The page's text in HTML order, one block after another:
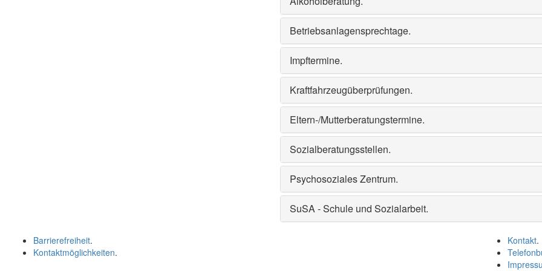
Betriebsanlagensprechtage.
Impftermine.
Kraftfahrzeugüberprüfungen.
Eltern-/Mutterberatungstermine.
Sozialberatungsstellen.
Psychosoziales Zentrum.
SuSA - Schule und Sozialarbeit.
Kontakt.
Barrierefreiheit.
Kontaktmöglichkeiten.